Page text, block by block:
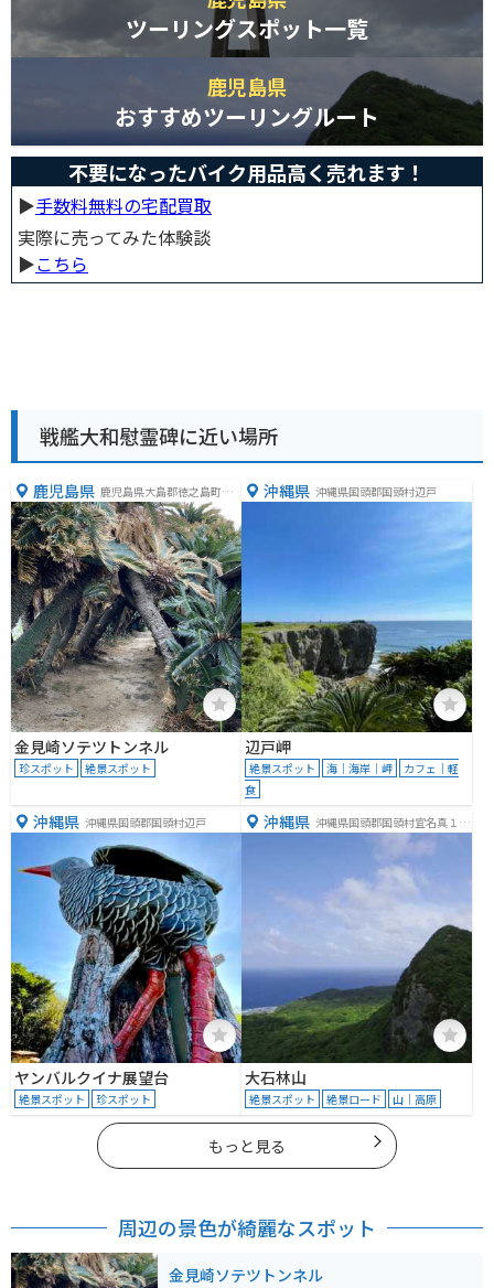
ツーリングスポット一覧
鹿児島県
おすすめツーリングルート
不要になったバイク用品高く売れます！
▶︎手数料無料の宅配買取
実際に売ってみた体験談
▶︎こちら
戦艦大和慰霊碑に近い場所
鹿児島県 鹿児島県大島郡徳之島町金
見
金見崎ソテツトンネル
珍スポット 絶景スポット
沖縄県 沖縄県国頭郡国頭村辺戸
辺戸岬
絶景スポット 海｜海岸｜岬
カフェ｜軽
食
沖縄県 沖縄県国頭郡国頭村辺戸
ヤンバルクイナ展望台
絶景スポット 珍スポット
沖縄県 沖縄県国頭郡国頭村宜名真１２
大石林山
絶景スポット 絶景ロード 山｜高原
もっと見る
周辺の景色が綺麗なスポット
金見崎ソテツトンネル